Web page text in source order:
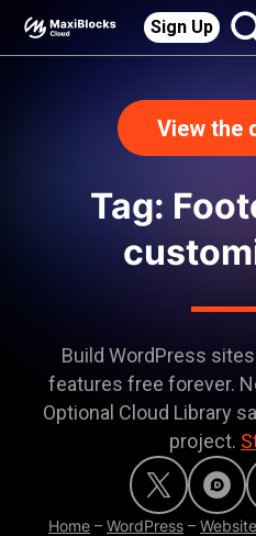
Sign Up
View the
Tag:
Build WordPress
features free forever.
Optional Cloud Library
project.
Home – WordPress –